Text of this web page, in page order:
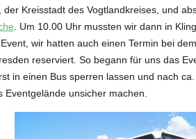
der Kreisstadt des Vogtlandkreises, und
. Um 10.00 Uhr mussten wir dann in
wir hatten auch einen Termin bei
reserviert. So begann für uns das
in einen Bus sperren lassen und nach
Eventgelände unsicher machen.